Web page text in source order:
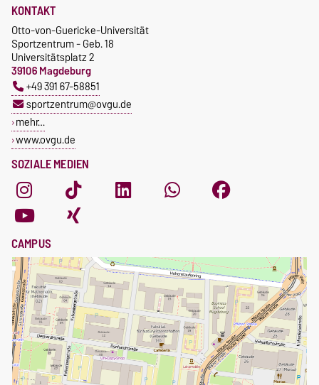
SOZIALE MEDIEN
KONTAKT
Otto-von-Guericke-Universität
Sportzentrum - Geb. 18
Universitätsplatz 2
39106 Magdeburg
+49 391 67-58851
sportzentrum@ovgu.de
mehr…
www.ovgu.de
CAMPUS